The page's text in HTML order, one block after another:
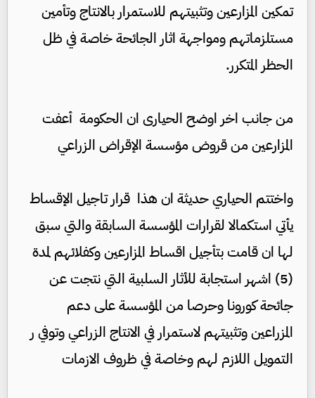
تمكين المزارعين وتثبيتهم للاستمرار بالانتاج وتأمين
مستلزماتهم ومواجهة اثار الجائحة خاصة في ظل
الحظر المتكرر.
من جانب اخر اوضح الحيارى ان الحكومة أعفت
المزارعين من قروض مؤسسة الإقراض الزراعي
واختتم الحياري حديثة ان هذا قرار تاجيل الإقساط
يأتي استكمالا لقرارات المؤسسة السابقة والتي سبق
لها ان قامت بتأجيل اقساط المزارعين وكفلائهم لمدة
(5) اشهر استجابة للأثار السلبية التي نتجت عن
جائحة كورونا وحرصا من المؤسسة على دعم
المزراعين وتثبيتهم لاستمرار في الانتاج الزراعي وتوفي ر
التمويل اللازم لهم وخاصة في ظروف الازمات